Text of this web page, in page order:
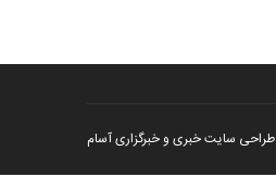
طراحی سایت خبری و خبرگزاری آسام